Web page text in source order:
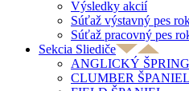
Výsledky akcií
Súťaž výstavný pes
Súťaž pracovný pes
Sekcia Sliediče
ANGLICKÝ
CLUMBER ŠPANIEL